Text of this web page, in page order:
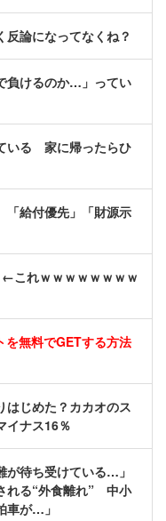
論になってなくね？
負けるのか…」ってい
いる 家に帰ったらひ
「給付優先」「財源示
←これｗｗｗｗｗｗｗｗ
無料でGETする方法
はじめた？カカオのス
イナス16％
が待ち受けている…」
れる“外食離れ” 中小
車が…」